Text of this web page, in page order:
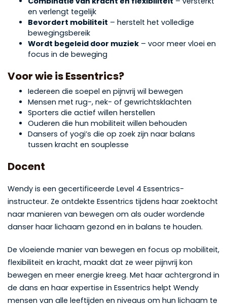
en verlengt tegelijk
Bevordert mobiliteit – herstelt het volledige
bewegingsbereik
Wordt begeleid door muziek – voor meer vloei en
focus in de beweging
Voor wie is Essentrics?
Iedereen die soepel en pijnvrij wil bewegen
Mensen met rug-, nek- of gewrichtsklachten
Sporters die actief willen herstellen
Ouderen die hun mobiliteit willen behouden
Dansers of yogi’s die op zoek zijn naar balans
tussen kracht en souplesse
Docent
Wendy is een gecertificeerde Level 4 Essentrics-
instructeur. Ze ontdekte Essentrics tijdens haar zoektocht
naar manieren van bewegen om als ouder wordende
danser haar lichaam gezond en in balans te houden.
De vloeiende manier van bewegen en focus op mobiliteit,
flexibiliteit en kracht, maakt dat ze weer pijnvrij kon
bewegen en meer energie kreeg. Met haar achtergrond in
de dans en haar expertise in Essentrics helpt Wendy
mensen van alle leeftijden en niveaus om hun lichaam te